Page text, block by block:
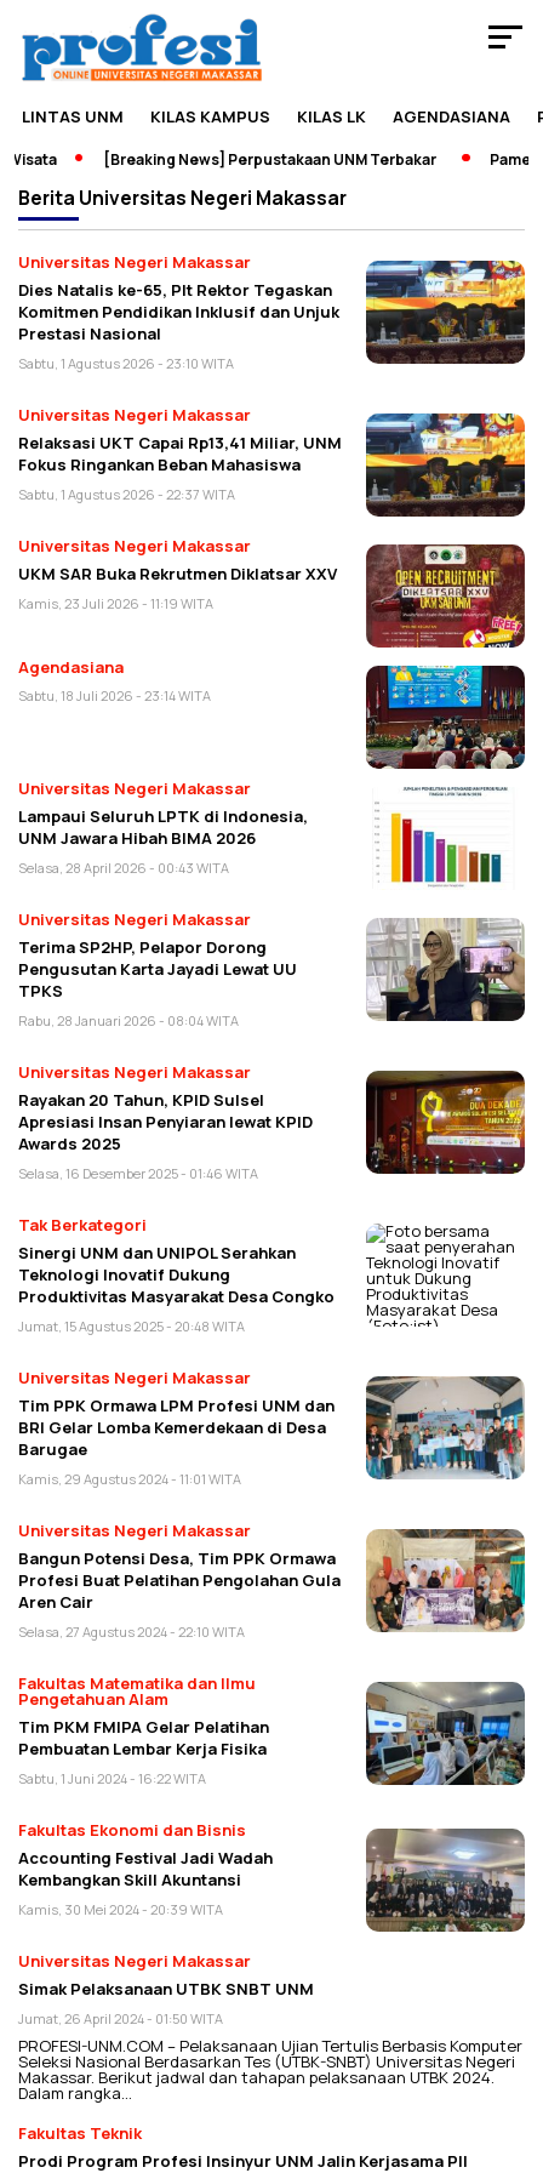
LINTAS UNM KILAS KAMPUS KILAS LK AGENDASIANA
[Breaking News] Perpustakaan UNM Terbakar Pameran
Berita Universitas Negeri Makassar
Universitas Negeri Makassar
Dies Natalis ke-65, Plt Rektor Tegaskan
Komitmen Pendidikan Inklusif dan Unjuk
Prestasi Nasional
Sabtu, 1 Agustus 2026 - 23:10 WITA
Universitas Negeri Makassar
Relaksasi UKT Capai Rp13,41 Miliar, UNM
Fokus Ringankan Beban Mahasiswa
Sabtu, 1 Agustus 2026 - 22:37 WITA
Universitas Negeri Makassar
UKM SAR Buka Rekrutmen Diklatsar XXV
Kamis, 23 Juli 2026 - 11:19 WITA
Agendasiana
Sabtu, 18 Juli 2026 - 23:14 WITA
Universitas Negeri Makassar
Lampaui Seluruh LPTK di Indonesia,
UNM Jawara Hibah BIMA 2026
Selasa, 28 April 2026 - 00:43 WITA
Universitas Negeri Makassar
Terima SP2HP, Pelapor Dorong
Pengusutan Karta Jayadi Lewat UU
TPKS
Rabu, 28 Januari 2026 - 08:04 WITA
Universitas Negeri Makassar
Rayakan 20 Tahun, KPID Sulsel
Apresiasi Insan Penyiaran lewat KPID
Awards 2025
Selasa, 16 Desember 2025 - 01:46 WITA
Tak Berkategori
Sinergi UNM dan UNIPOL Serahkan
Teknologi Inovatif Dukung
Produktivitas Masyarakat Desa Congko
Jumat, 15 Agustus 2025 - 20:48 WITA
Universitas Negeri Makassar
Tim PPK Ormawa LPM Profesi UNM dan
BRI Gelar Lomba Kemerdekaan di Desa
Barugae
Kamis, 29 Agustus 2024 - 11:01 WITA
Universitas Negeri Makassar
Bangun Potensi Desa, Tim PPK Ormawa
Profesi Buat Pelatihan Pengolahan Gula
Aren Cair
Selasa, 27 Agustus 2024 - 22:10 WITA
Fakultas Matematika dan Ilmu
Pengetahuan Alam
Tim PKM FMIPA Gelar Pelatihan
Pembuatan Lembar Kerja Fisika
Sabtu, 1 Juni 2024 - 16:22 WITA
Fakultas Ekonomi dan Bisnis
Accounting Festival Jadi Wadah
Kembangkan Skill Akuntansi
Kamis, 30 Mei 2024 - 20:39 WITA
Universitas Negeri Makassar
Simak Pelaksanaan UTBK SNBT UNM
Jumat, 26 April 2024 - 01:50 WITA
PROFESI-UNM.COM – Pelaksanaan Ujian Tertulis Berbasis Komputer
Seleksi Nasional Berdasarkan Tes (UTBK-SNBT) Universitas Negeri
Makassar. Berikut jadwal dan tahapan pelaksanaan UTBK 2024.
Dalam rangka…
Fakultas Teknik
Prodi Program Profesi Insinyur UNM Jalin Kerjasama PII